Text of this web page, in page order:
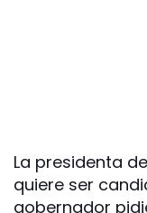
La presidenta
quiere ser
gobernador